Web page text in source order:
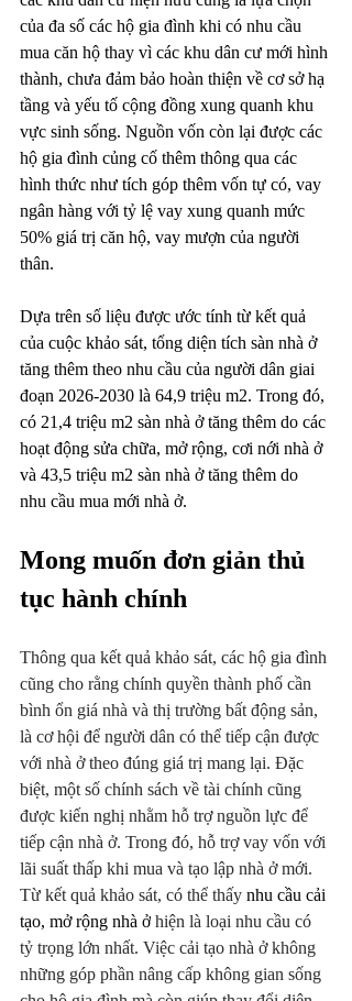
của đa số các hộ gia đình khi có nhu cầu
mua căn hộ thay vì các khu dân cư mới hình
thành, chưa đảm bảo hoàn thiện về cơ sở hạ
tầng và yếu tố cộng đồng xung quanh khu
vực sinh sống. Nguồn vốn còn lại được các
hộ gia đình củng cố thêm thông qua các
hình thức như tích góp thêm vốn tự có, vay
ngân hàng với tỷ lệ vay xung quanh mức
50% giá trị căn hộ, vay mượn của người
thân.
Dựa trên số liệu được ước tính từ kết quả
của cuộc khảo sát, tổng diện tích sàn nhà ở
tăng thêm theo nhu cầu của người dân giai
đoạn 2026-2030 là 64,9 triệu m2. Trong đó,
có 21,4 triệu m2 sàn nhà ở tăng thêm do các
hoạt động sửa chữa, mở rộng, cơi nới nhà ở
và 43,5 triệu m2 sàn nhà ở tăng thêm do
nhu cầu mua mới nhà ở.
Mong muốn đơn giản thủ
tục hành chính
Thông qua kết quả khảo sát, các hộ gia đình
cũng cho rằng chính quyền thành phố cần
bình ổn giá nhà và thị trường bất động sản,
là cơ hội để người dân có thể tiếp cận được
với nhà ở theo đúng giá trị mang lại. Đặc
biệt, một số chính sách về tài chính cũng
được kiến nghị nhằm hỗ trợ nguồn lực để
tiếp cận nhà ở. Trong đó, hỗ trợ vay vốn với
lãi suất thấp khi mua và tạo lập nhà ở mới.
Từ kết quả khảo sát, có thể thấy nhu cầu cải
tạo, mở rộng nhà ở hiện là loại nhu cầu có
tỷ trọng lớn nhất. Việc cải tạo nhà ở không
những góp phần nâng cấp không gian sống